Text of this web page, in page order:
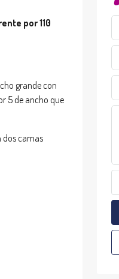
por 110
grande con
5 de ancho que
dos camas